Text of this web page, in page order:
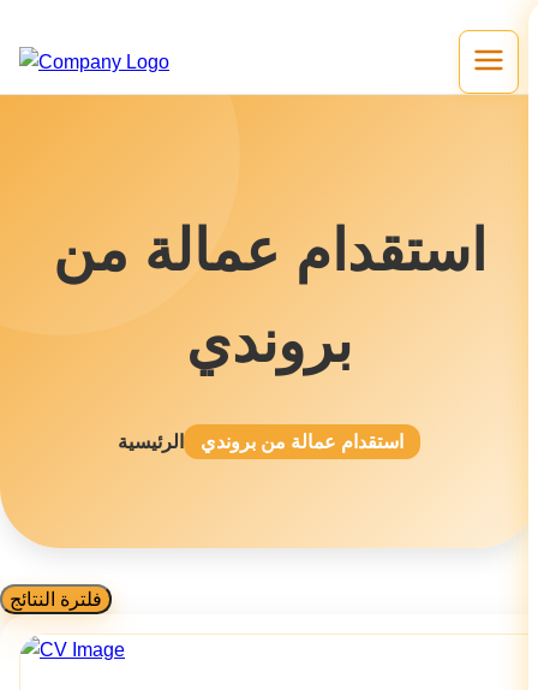
استقدام عمالة من
بروندي
الرئيسية استقدام عمالة من بروندي
فلترة النتائج